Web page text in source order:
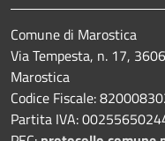
Comune di Marostica
Via Tempesta, n. 17,
Marostica
Codice Fiscale:
Partita IVA: